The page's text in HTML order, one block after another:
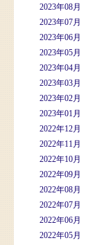
2023年08月
2023年07月
2023年06月
2023年05月
2023年04月
2023年03月
2023年02月
2023年01月
2022年12月
2022年11月
2022年10月
2022年09月
2022年08月
2022年07月
2022年06月
2022年05月